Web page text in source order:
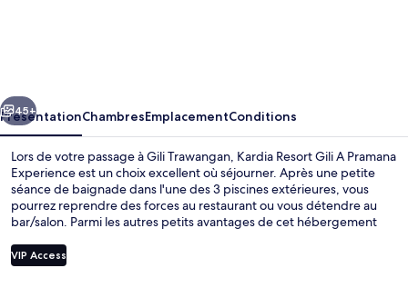
Pramana
Experience
Suivant
45+
PrésentationChambresEmplacementConditions
Lors de votre passage à Gili Trawangan, Kardia Resort Gili A Pramana
Experience est un choix excellent où séjourner. Après une petite
séance de baignade dans l'une des 3 piscines extérieures, vous
pourrez reprendre des forces au restaurant ou vous détendre au
bar/salon. Parmi les autres petits avantages de cet hébergement
terrasse. Les autres voyageurs ne disent que du bien en ce qui
concerne le personnel attentionné.
VIP Access